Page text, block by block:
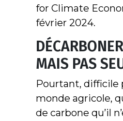
for Climate
février 2024.
MAIS PAS
Pourtant, difficile
monde agricole,
de carbone qu’il